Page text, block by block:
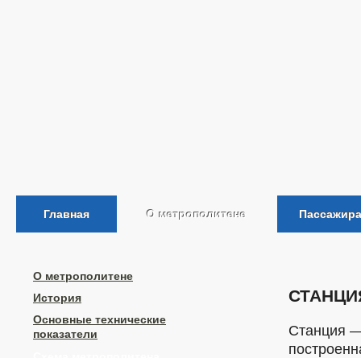
Главная О метрополитене
О метрополитене
История
Основные технические
показатели
Станция